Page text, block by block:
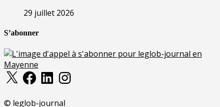
29 juillet 2026
S’abonner
X FacebookLinkedInInstagram
© leglob-journal